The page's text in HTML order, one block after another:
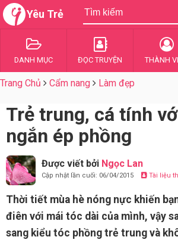
Yêu Trẻ
DANH MỤC ĐỌC TRUYỆN THÀNH
Trang Chủ Cẩm nang Làm đẹp
Trẻ trung, cá tính
ngắn ép phồng
Được viết bởi Ngọc Lan
Cập nhật lần cuối: 06/04/2015 Tài liệu
Thời tiết mùa hè nóng nực khiến
điên với mái tóc dài của mình, vậy
sang kiểu tóc phồng trẻ trung và